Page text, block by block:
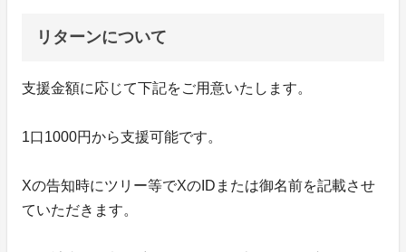
リターンについて
支援金額に応じて下記をご用意いたします。
1口1000円から支援可能です。
Xの告知時にツリー等でXのIDまたは御名前を記載させ
ていただきます。